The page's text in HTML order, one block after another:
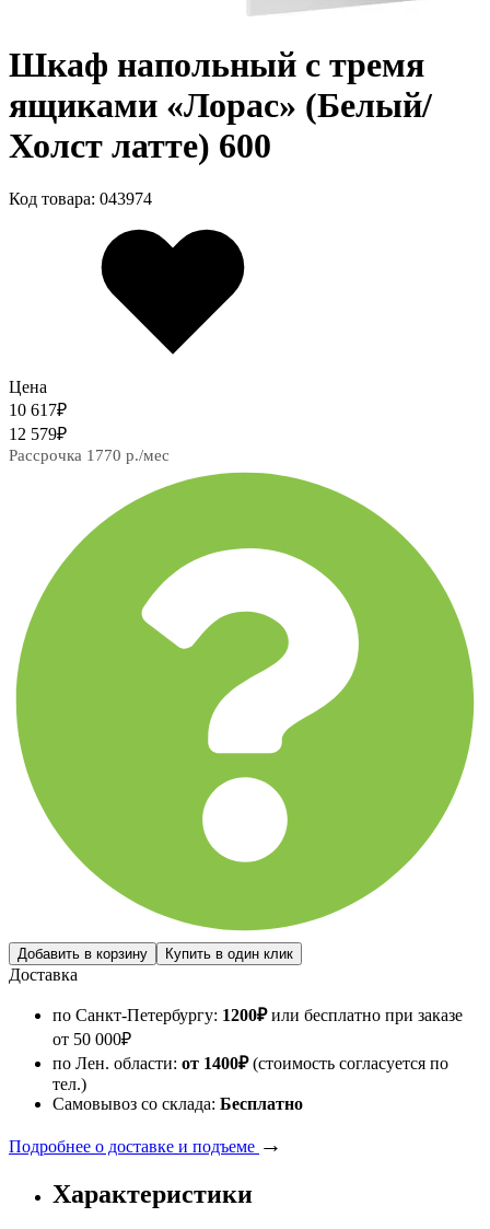
Шкаф напольный с тремя
ящиками «Лорас» (Белый/
Холст латте) 600
Код товара: 043974
Цена
10 617₽
12 579₽
Рассрочка 1770 р./мес
Доставка
по Санкт-Петербургу: 1200₽или бесплатно при заказе
от 50 000₽
по Лен. области: от 1400₽(стоимость согласуется по
тел.)
Самовывоз со склада: Бесплатно
Подробнее о доставке и подъеме →
Характеристики